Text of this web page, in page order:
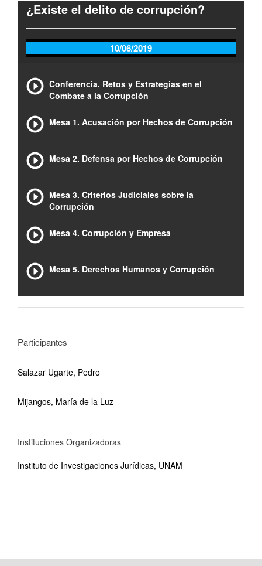
¿Existe el delito de corrupción?
10/06/2019
Conferencia. Retos y Estrategias en el
Combate a la Corrupción
Mesa 1. Acusación por Hechos de Corrupción
Mesa 2. Defensa por Hechos de Corrupción
Mesa 3. Criterios Judiciales sobre la
Corrupción
Mesa 4. Corrupción y Empresa
Mesa 5. Derechos Humanos y Corrupción
Participantes
Salazar Ugarte, Pedro
Mijangos, María de la Luz
Instituciones Organizadoras
Instituto de Investigaciones Jurídicas, UNAM